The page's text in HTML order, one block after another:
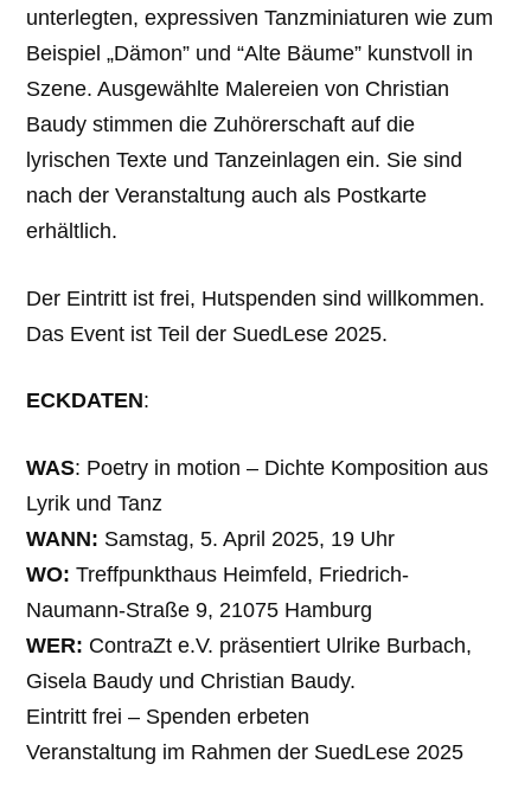
unterlegten, expressiven Tanzminiaturen wie zum
Beispiel „Dämon” und “Alte Bäume” kunstvoll in
Szene. Ausgewählte Malereien von Christian
Baudy stimmen die Zuhörerschaft auf die
lyrischen Texte und Tanzeinlagen ein. Sie sind
nach der Veranstaltung auch als Postkarte
erhältlich.
Der Eintritt ist frei, Hutspenden sind willkommen.
Das Event ist Teil der SuedLese 2025.
ECKDATEN:
WAS: Poetry in motion – Dichte Komposition aus
Lyrik und Tanz
WANN: Samstag, 5. April 2025, 19 Uhr
WO: Treffpunkthaus Heimfeld, Friedrich-
Naumann-Straße 9, 21075 Hamburg
WER: ContraZt e.V. präsentiert Ulrike Burbach,
Gisela Baudy und Christian Baudy.
Eintritt frei – Spenden erbeten
Veranstaltung im Rahmen der SuedLese 2025